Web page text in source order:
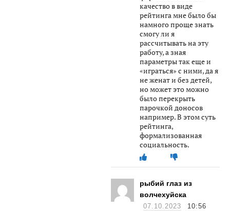
качество в виде
рейтинга мне было бы
намного проще знать
смогу ли я
рассчитывать на эту
работу, а зная
параметры так еще и
«играться» с ними, да я
не женат и без детей,
но может это можно
было перекрыть
парочкой доносов
например. В этом суть
рейтинга,
формализованная
социальность.
рыбий глаз из
волчехуйска
07.10.2023 10:56